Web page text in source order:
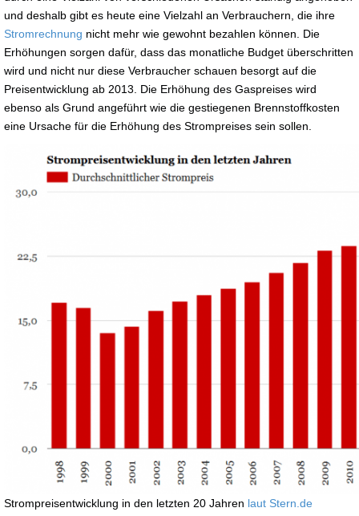
und deshalb gibt es heute eine Vielzahl an Verbrauchern, die ihre
Stromrechnung nicht mehr wie gewohnt bezahlen können. Die
Erhöhungen sorgen dafür, dass das monatliche Budget überschritten
wird und nicht nur diese Verbraucher schauen besorgt auf die
Preisentwicklung ab 2013. Die Erhöhung des Gaspreises wird
ebenso als Grund angeführt wie die gestiegenen Brennstoffkosten
eine Ursache für die Erhöhung des Strompreises sein sollen.
Strompreisentwicklung in den letzten 20 Jahren laut Stern.de